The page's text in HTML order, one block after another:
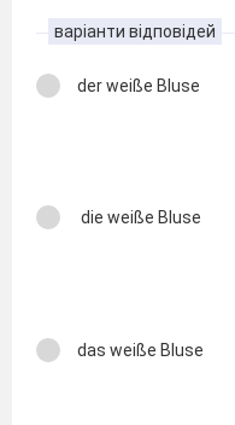
варіанти відповідей
der weiße Bluse
die weiße Bluse
das weiße Bluse